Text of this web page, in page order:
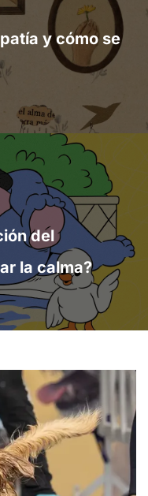
y cómo se
del
la calma?